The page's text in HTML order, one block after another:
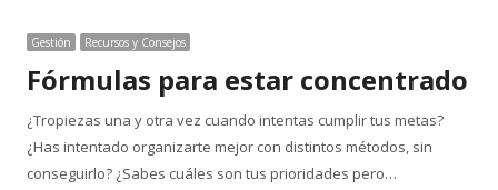
Gestión Recursos y Consejos
Fórmulas para estar concentrado
¿Tropiezas una y otra vez cuando intentas cumplir tus metas?
¿Has intentado organizarte mejor con distintos métodos, sin
conseguirlo? ¿Sabes cuáles son tus prioridades pero…